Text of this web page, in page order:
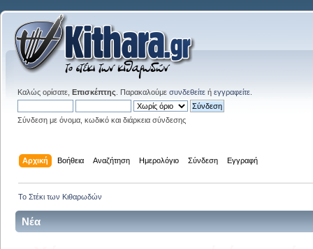
Καλώς ορίσατε, Επισκέπτης . Παρακαλούμε συνδεθείτε ή εγγραφείτε
Σύνδεση με όνομα, κωδικό και διάρκεια σύνδεσης
Αρχική Βοήθεια Αναζήτηση Ημερολόγιο Σύνδεση Εγγραφή
Το Στέκι των Κιθαρωδών
Νέα